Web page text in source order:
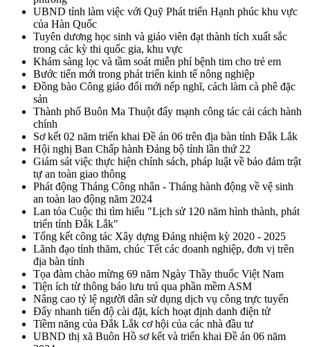
UBND tỉnh làm việc với Quỹ Phát triển Hạnh phúc khu vực
của Hàn Quốc
Tuyên dương học sinh và giáo viên đạt thành tích xuất sắc
trong các kỳ thi quốc gia, khu vực
Khám sàng lọc và tầm soát miễn phí bệnh tim cho trẻ em
Bước tiến mới trong phát triển kinh tế nông nghiệp
Đồng bào Công giáo đổi mới nếp nghĩ, cách làm cà phê đặc
sản
Thành phố Buôn Ma Thuột đẩy mạnh công tác cải cách hành
chính
Sơ kết 02 năm triển khai Đề án 06 trên địa bàn tỉnh Đắk Lắk
Hội nghị Ban Chấp hành Đảng bộ tỉnh lần thứ 22
Giám sát việc thực hiện chính sách, pháp luật về bảo đảm trật
tự an toàn giao thông
Phát động Tháng Công nhân - Tháng hành động về vệ sinh
an toàn lao động năm 2024
Lan tỏa Cuộc thi tìm hiểu "Lịch sử 120 năm hình thành, phát
triển tỉnh Đắk Lắk"
Tổng kết công tác Xây dựng Đảng nhiệm kỳ 2020 - 2025
Lãnh đạo tỉnh thăm, chúc Tết các doanh nghiệp, đơn vị trên
địa bàn tỉnh
Tọa đàm chào mừng 69 năm Ngày Thầy thuốc Việt Nam
Tiện ích từ thông báo lưu trú qua phần mềm ASM
Nâng cao tỷ lệ người dân sử dụng dịch vụ công trực tuyến
Đẩy nhanh tiến độ cài đặt, kích hoạt định danh điện tử
Tiềm năng của Đắk Lắk cơ hội của các nhà đầu tư
UBND thị xã Buôn Hồ sơ kết và triển khai Đề án 06 năm